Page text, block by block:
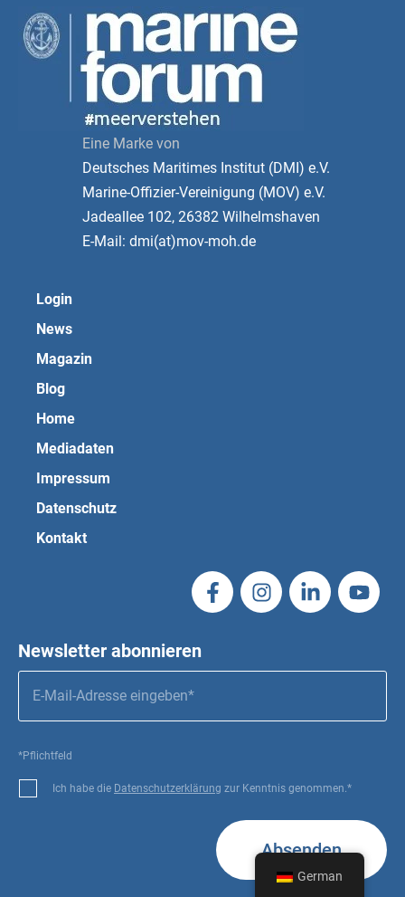
Eine Marke von
Deutsches Maritimes Institut (DMI) e.V.
Marine-Offizier-Vereinigung (MOV) e.V.
Jadeallee 102, 26382 Wilhelmshaven
E-Mail: dmi(at)mov-moh.de
Login
News
Magazin
Blog
Home
Mediadaten
Impressum
Datenschutz
Kontakt
Newsletter abonnieren
*Pflichtfeld
Ich habe die Datenschutzerklärung zur Kenntnis genommen.*
Absenden
German